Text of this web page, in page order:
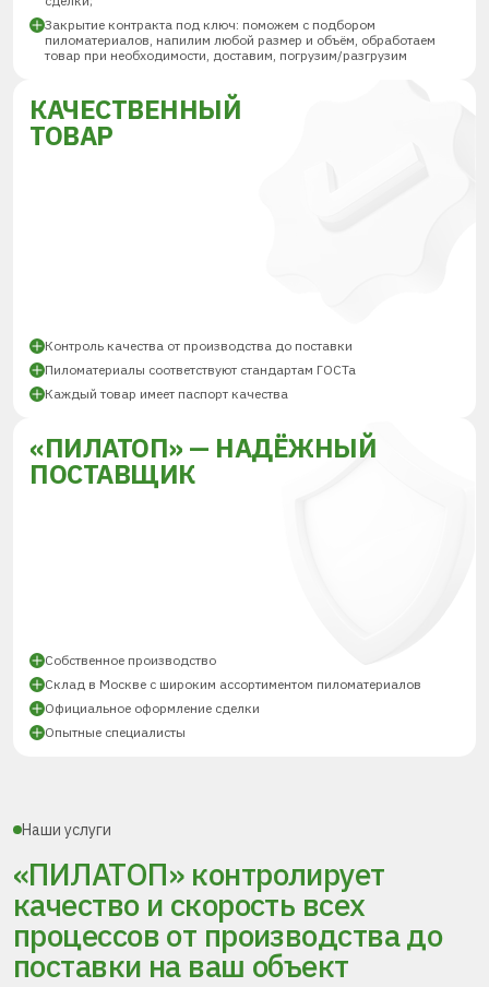
Закрытие контракта под ключ: поможем с подбором
пиломатериалов, напилим любой размер и объём, обработаем
товар при необходимости, доставим, погрузим/разгрузим
КАЧЕСТВЕННЫЙ
ТОВАР
Контроль качества от производства до поставки
Пиломатериалы соответствуют стандартам ГОСТа
Каждый товар имеет паспорт качества
«ПИЛАТОП» — НАДЁЖНЫЙ
ПОСТАВЩИК
Собственное производство
Склад в Москве с широким ассортиментом пиломатериалов
Официальное оформление сделки
Опытные специалисты
Наши услуги
«ПИЛАТОП» контролирует
качество и скорость всех
процессовот производства до
поставки на ваш объект